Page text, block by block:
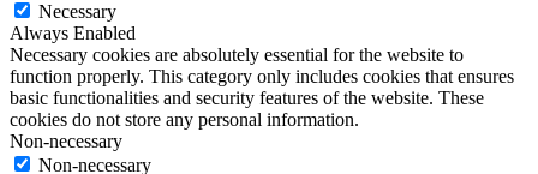
Necessary
Always Enabled
Necessary cookies are absolutely essential for the website to
function properly. This category only includes cookies that ensures
basic functionalities and security features of the website. These
cookies do not store any personal information.
Non-necessary
Non-necessary